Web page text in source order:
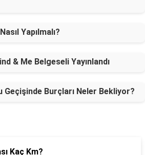
Yapılmalı?
& Me Belgeseli Yayınlandı
Burçları Neler Bekliyor?
Kaç Km?